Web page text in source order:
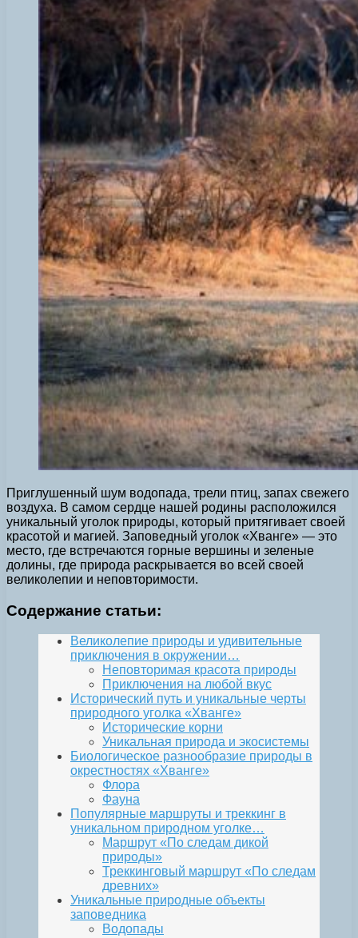
Приглушенный шум водопада, трели птиц, запах свежего
воздуха. В самом сердце нашей родины расположился
уникальный уголок природы, который притягивает своей
красотой и магией. Заповедный уголок «Хванге» — это
место, где встречаются горные вершины и зеленые
долины, где природа раскрывается во всей своей
великолепии и неповторимости.
Содержание статьи:
Великолепие природы и удивительные
приключения в окружении…
Неповторимая красота природы
Приключения на любой вкус
Исторический путь и уникальные черты
природного уголка «Хванге»
Исторические корни
Уникальная природа и экосистемы
Биологическое разнообразие природы в
окрестностях «Хванге»
Флора
Фауна
Популярные маршруты и треккинг в
уникальном природном уголке…
Маршрут «По следам дикой
природы»
Треккинговый маршрут «По следам
древних»
Уникальные природные объекты
заповедника
Водопады